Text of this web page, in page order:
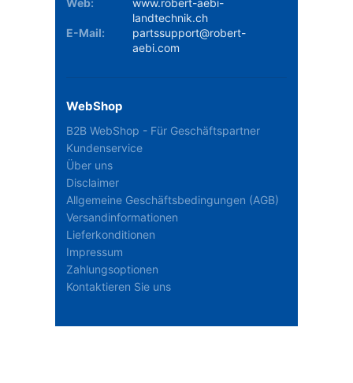
Web:
www.robert-aebi-
landtechnik.ch
E-Mail:
partssupport@robert-
aebi.com
WebShop
B2B WebShop - Für Geschäftspartner
Kundenservice
Über uns
Disclaimer
Allgemeine Geschäftsbedingungen (AGB)
Versandinformationen
Lieferkonditionen
Impressum
Zahlungsoptionen
Kontaktieren Sie uns